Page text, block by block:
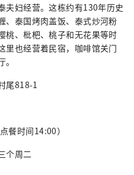
夫妇经营。这栋约有130年历史
、泰国烤肉盖饭、泰式炒河粉
桃、枇杷、桃子和无花果等时
里也经营着民宿，咖啡馆关门
尾818-1
餐时间14:00）
个周二